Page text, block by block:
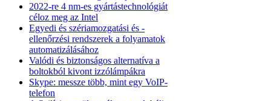
2022-re 4 nm-es gyártástechnológiát
céloz meg az Intel
Egyedi és szériamozgatási és -
ellenőrzési rendszerek a folyamatok
automatizálásához
Valódi és biztonságos alternatíva a
boltokból kivont izzólámpákra
Skype: messze több, mint egy VoIP-
telefon